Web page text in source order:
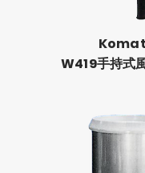
W419手持式